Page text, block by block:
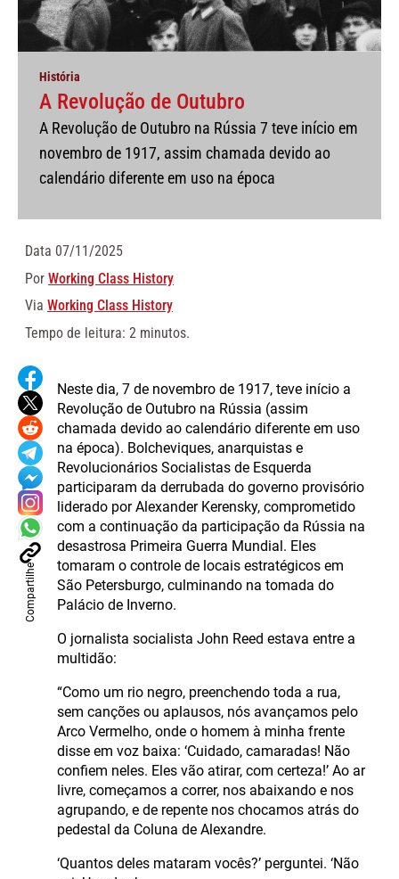
História
A Revolução de Outubro
A Revolução de Outubro na Rússia 7 teve início em
novembro de 1917, assim chamada devido ao
calendário diferente em uso na época
Data 07/11/2025
Por Working Class History
Via Working Class History
Tempo de leitura: 2 minutos.
Compartilhe
Neste dia, 7 de novembro de 1917, teve início a
Revolução de Outubro na Rússia (assim
chamada devido ao calendário diferente em uso
na época). Bolcheviques, anarquistas e
Revolucionários Socialistas de Esquerda
participaram da derrubada do governo provisório
liderado por Alexander Kerensky, comprometido
com a continuação da participação da Rússia na
desastrosa Primeira Guerra Mundial. Eles
tomaram o controle de locais estratégicos em
São Petersburgo, culminando na tomada do
Palácio de Inverno.
O jornalista socialista John Reed estava entre a
multidão:
“Como um rio negro, preenchendo toda a rua,
sem canções ou aplausos, nós avançamos pelo
Arco Vermelho, onde o homem à minha frente
disse em voz baixa: ‘Cuidado, camaradas! Não
confiem neles. Eles vão atirar, com certeza!’ Ao ar
livre, começamos a correr, nos abaixando e nos
agrupando, e de repente nos chocamos atrás do
pedestal da Coluna de Alexandre.
‘Quantos deles mataram vocês?’ perguntei. ‘Não